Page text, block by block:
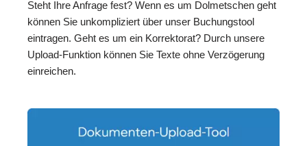
Steht Ihre Anfrage fest? Wenn es um Dolmetschen geht
können Sie unkompliziert über unser Buchungstool
eintragen. Geht es um ein Korrektorat? Durch unsere
Upload-Funktion können Sie Texte ohne Verzögerung
einreichen.